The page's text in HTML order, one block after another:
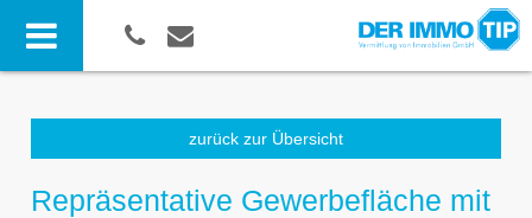
zurück zur Übersicht
Repräsentative Gewerbefläche mit